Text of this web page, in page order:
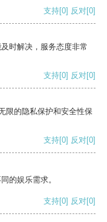
支持[0] 反对[0]
时解决，服务态度非常
支持[0] 反对[0]
限的隐私保护和安全性保
支持[0] 反对[0]
的娱乐需求。
支持[0] 反对[0]